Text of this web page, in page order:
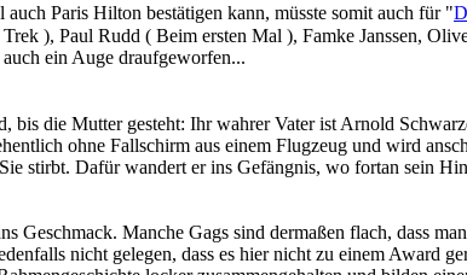
Paris Hilton bestätigen kann, müsste somit auch für "
), Paul Rudd ( Beim ersten Mal ), Famke Janssen,
ein Auge draufgeworfen...
die Mutter gesteht: Ihr wahrer Vater ist Arnold
ohne Fallschirm aus einem Flugzeug und wird
stirbt. Dafür wandert er ins Gefängnis, wo fortan sein
Geschmack. Manche Gags sind dermaßen flach, dass
nicht gelegen, dass es hier nicht zu einem Award